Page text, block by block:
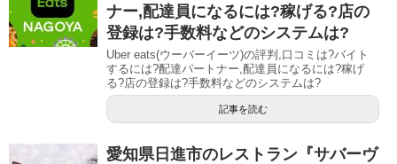
ナー,配達員になるには?稼げる?店の
登録は?手数料などのシステムは?
Uber eats(ウーバーイーツ)の評判,口コミは?バイト
するには?配達パートナー,配達員になるには?稼げ
る?店の登録は?手数料などのシステムは?
記事を読む
愛知県日進市のレストラン『サバーヴ